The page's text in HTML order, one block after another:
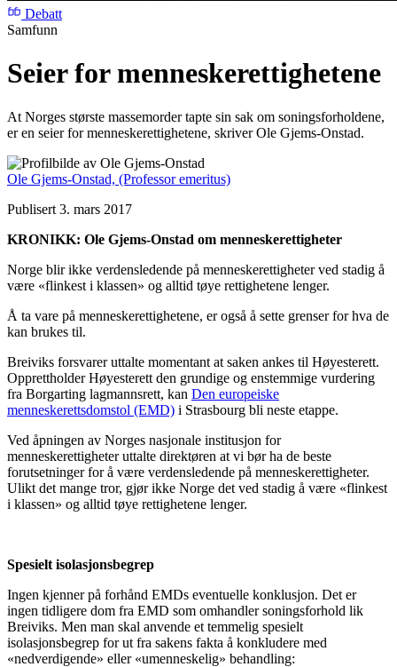
Debatt
Samfunn
Seier for menneskerettighetene
At Norges største massemorder tapte sin sak om soningsforholdene,
er en seier for menneskerettighetene, skriver Ole Gjems-Onstad.
Ole Gjems-Onstad, (Professor emeritus)
Publisert 3. mars 2017
KRONIKK: Ole Gjems-Onstad om menneskerettigheter
Norge blir ikke verdensledende på menneskerettigheter ved stadig å
være «flinkest i klassen» og alltid tøye rettighetene lenger.
Å ta vare på menneskerettighetene, er også å sette grenser for hva de
kan brukes til.
Breiviks forsvarer uttalte momentant at saken ankes til Høyesterett.
Opprettholder Høyesterett den grundige og enstemmige vurdering
fra Borgarting lagmannsrett, kan Den europeiske
menneskerettsdomstol (EMD) i Strasbourg bli neste etappe.
Ved åpningen av Norges nasjonale institusjon for
menneskerettigheter uttalte direktøren at vi bør ha de beste
forutsetninger for å være verdensledende på menneskerettigheter.
Ulikt det mange tror, gjør ikke Norge det ved stadig å være «flinkest
i klassen» og alltid tøye rettighetene lenger.
Spesielt isolasjonsbegrep
Ingen kjenner på forhånd EMDs eventuelle konklusjon. Det er
ingen tidligere dom fra EMD som omhandler soningsforhold lik
Breiviks. Men man skal anvende et temmelig spesielt
isolasjonsbegrep for ut fra sakens fakta å konkludere med
«nedverdigende» eller «umenneskelig» behandling: